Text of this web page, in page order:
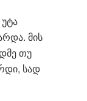
მის
თუ
სად